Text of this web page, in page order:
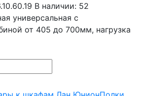
В наличии: 52
универсальная с
от 405 до 700мм, нагрузка